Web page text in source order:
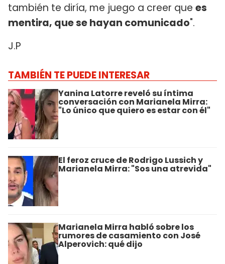
también te diría, me juego a creer que es
mentira, que se hayan comunicado".
J.P
TAMBIÉN TE PUEDE INTERESAR
Yanina Latorre reveló su íntima
conversación con Marianela Mirra:
"Lo único que quiero es estar con él"
El feroz cruce de Rodrigo Lussich y
Marianela Mirra: "Sos una atrevida"
Marianela Mirra habló sobre los
rumores de casamiento con José
Alperovich: qué dijo